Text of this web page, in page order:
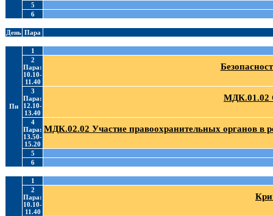
5
6
День Пара
Пн
1
2
Пара:
10.10-
11.40
3
Пара:
12.10-
13.40
МДК.01.02
4
Пара:
13.50-
15.20
МДК.02.02 Участие правоохранительных органов
5
6
1
2
Пара:
10.10-
11.40